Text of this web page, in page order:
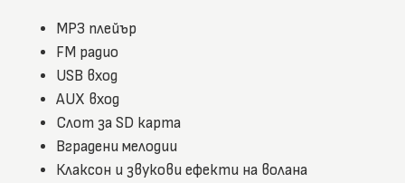
MP3 плейър
FM радио
USB вход
AUX вход
Слот за SD карта
Вградени мелодии
Клаксон и звукови ефекти на волана